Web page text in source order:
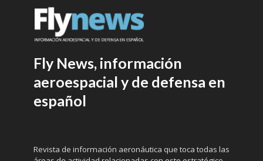
Fly News, información
aeroespacial y de defensa en
español
Revista de información aeronáutica que toca todas las